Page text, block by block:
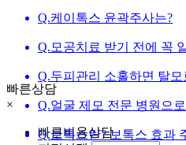
Q.케이톡스 윤곽주사는?
Q. 모공치료 받기 전에 꼭
Q.두피관리 소홀하면 탈모
Q.얼굴 제모 전문 병원으
Q.보톡스란? 보톡스 효과
빠른상담
×
빠른비용상담